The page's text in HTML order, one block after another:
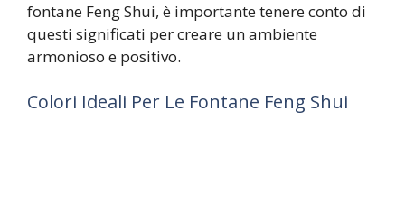
fontane Feng Shui, è importante tenere conto di
questi significati per creare un ambiente
armonioso e positivo.
Colori Ideali Per Le Fontane Feng Shui